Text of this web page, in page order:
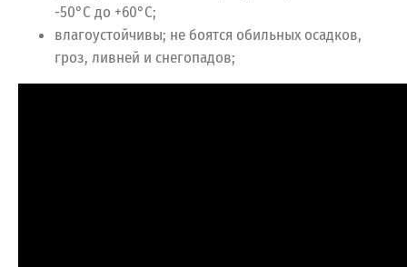
-50°С до +60°С;
влагоустойчивы; не боятся обильных осадков,
гроз, ливней и снегопадов;